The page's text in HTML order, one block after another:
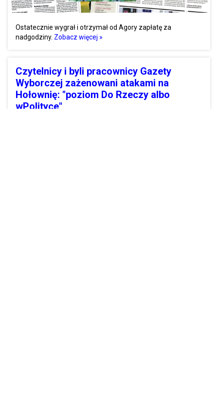
Ostatecznie wygrał i otrzymał od Agory zapłatę za
nadgodziny. Zobacz więcej »
Czytelnicy i byli pracownicy Gazety
Wyborczej zażenowani atakami na
Hołownię: "poziom Do Rzeczy albo
wPolityce"